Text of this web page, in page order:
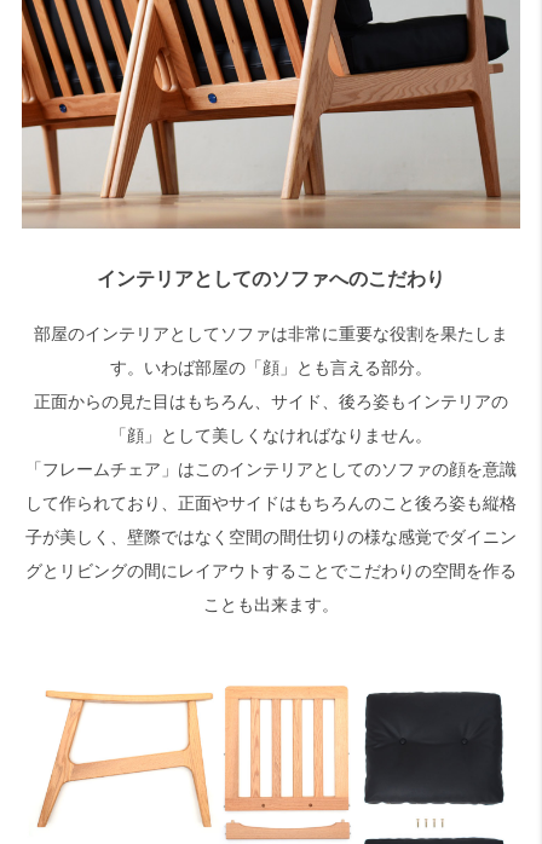
インテリアとしてのソファへのこだわり
部屋のインテリアとしてソファは非常に重要な役割を果たしま
す。いわば部屋の「顔」とも言える部分。
正面からの見た目はもちろん、サイド、後ろ姿もインテリアの
「顔」として美しくなければなりません。
「フレームチェア」はこのインテリアとしてのソファの顔を意識
して作られており、正面やサイドはもちろんのこと後ろ姿も縦格
子が美しく、壁際ではなく空間の間仕切りの様な感覚でダイニン
グとリビングの間にレイアウトすることでこだわりの空間を作る
ことも出来ます。